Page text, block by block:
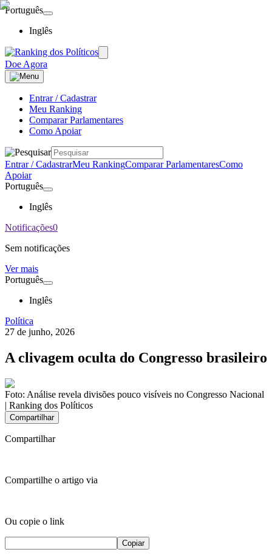
Português
Inglês
Doe Agora
Entrar / Cadastrar
Meu Ranking
Comparar Parlamentares
Como Apoiar
Entrar / CadastrarMeu RankingComparar ParlamentaresComo
Apoiar
Português
Inglês
Notificações0
Sem notificações
Ver mais
Português
Inglês
Política
27 de junho, 2026
A clivagem oculta do Congresso brasileiro
Foto: Análise revela divisões pouco visíveis no Congresso Nacional
| Ranking dos Políticos
Compartilhar
Compartilhar
Compartilhe o artigo via
Ou copie o link
Copiar